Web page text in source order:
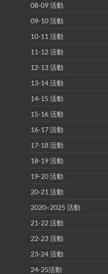
08-09 活動
09-10 活動
10-11 活動
11-12 活動
12-13 活動
13-14 活動
14-15 活動
15-16 活動
16-17 活動
17-18 活動
18-19 活動
19-20 活動
20-21 活動
2020~2025 活動
21-22 活動
22-23 活動
23-24 活動
24-25活動